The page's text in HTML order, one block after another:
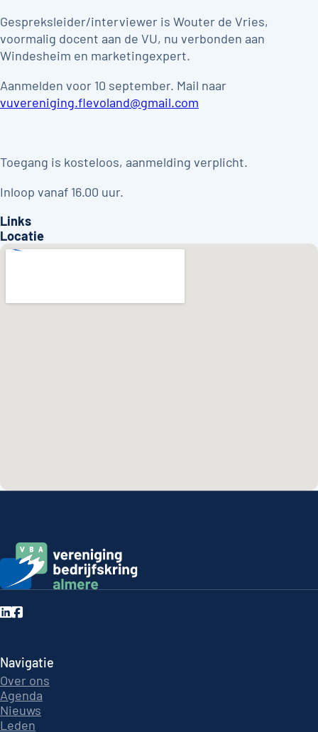
Gespreksleider/interviewer is Wouter de Vries,
voormalig docent aan de VU, nu verbonden aan
Windesheim en marketingexpert.
Aanmelden voor 10 september. Mail naar
vuvereniging.flevoland@gmail.com
Toegang is kosteloos, aanmelding verplicht.
Inloop vanaf 16.00 uur.
Links
Locatie
Navigatie
Over ons
Agenda
Nieuws
Leden